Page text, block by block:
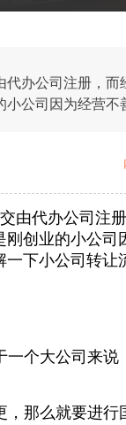
办公司注册，
公司因为经营
由代办公司注
创业的小公
一下小公司转让
一个大公司来
那么就要进行